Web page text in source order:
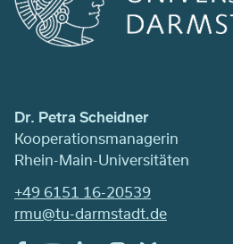
Dr. Petra Scheidner
Kooperationsmanagerin
Rhein-Main-Universitäten
+49 6151 16-20539
rmu@tu-darmstadt.de